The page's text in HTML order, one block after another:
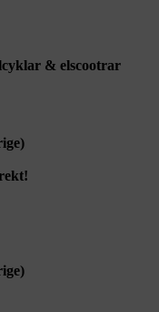
& elscootrar